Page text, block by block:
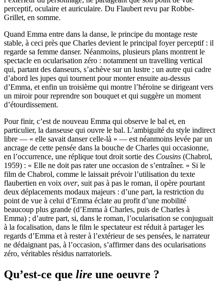
perceptif, oculaire et auriculaire. Du Flaubert revu par Robbe-
Grillet, en somme.
Quand Emma entre dans la danse, le principe du montage reste
stable, à ceci près que Charles devient le principal foyer perceptif : il
regarde sa femme danser. Néanmoins, plusieurs plans montrent le
spectacle en ocularisation zéro : notamment un travelling vertical
qui, partant des danseurs, s’achève sur un lustre ; un autre qui cadre
d’abord les jupes qui tournent pour monter ensuite au-dessus
d’Emma, et enfin un troisième qui montre l’héroïne se dirigeant vers
un miroir pour reprendre son bouquet et qui suggère un moment
d’étourdissement.
Pour finir, c’est de nouveau Emma qui observe le bal et, en
particulier, la danseuse qui ouvre le bal. L’ambiguïté du style indirect
libre — « elle savait danser celle-là » — est néanmoins levée par un
ancrage de cette pensée dans la bouche de Charles qui occasionne,
en l’occurrence, une réplique tout droit sortie des Cousins (Chabrol,
1959) : « Elle ne doit pas rater une occasion de s’entraîner. » Si le
film de Chabrol, comme le laissait prévoir l’utilisation du texte
flaubertien en voix over, suit pas à pas le roman, il opère pourtant
deux déplacements modaux majeurs : d’une part, la restriction du
point de vue à celui d’Emma éclate au profit d’une mobilité
beaucoup plus grande (d’Emma à Charles, puis de Charles à
Emma) ; d’autre part, si, dans le roman, l’ocularisation se conjuguait
à la focalisation, dans le film le spectateur est réduit à partager les
regards d’Emma et à rester à l’extérieur de ses pensées, le narrateur
ne dédaignant pas, à l’occasion, s’affirmer dans des ocularisations
zéro, véritables résidus narratoriels.
Qu’est-ce que lire une oeuvre ?